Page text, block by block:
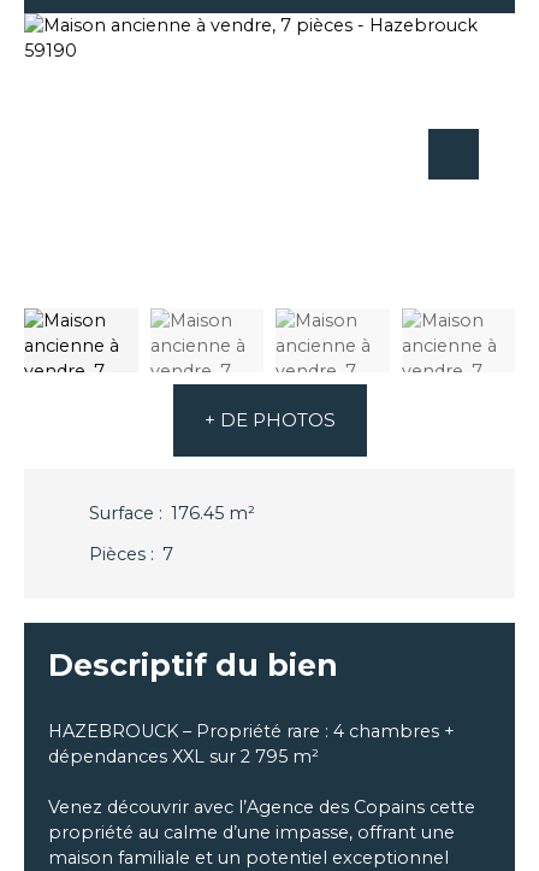
+ DE PHOTOS
Surface : 176.45 m²
Pièces : 7
Descriptif du bien
HAZEBROUCK – Propriété rare : 4 chambres +
dépendances XXL sur 2 795 m²
Venez découvrir avec l’Agence des Copains cette
propriété au calme d’une impasse, offrant une
maison familiale et un potentiel exceptionnel